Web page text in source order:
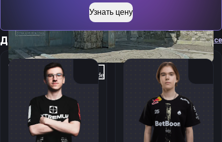
Previous slide Next slide
Узнать цену
Другие прицелы Cмотреть все